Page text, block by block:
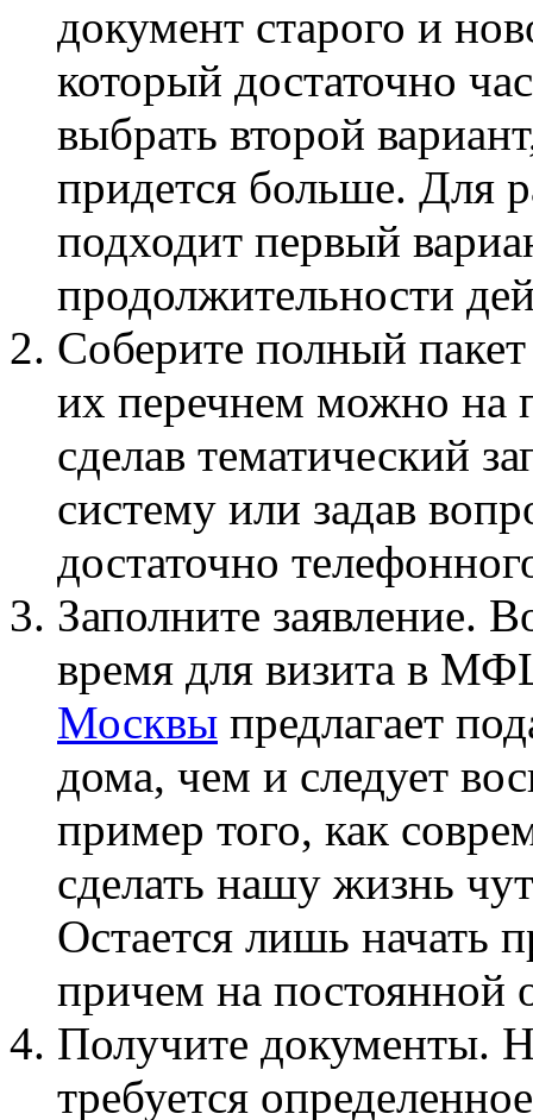
документ старого и
который достаточно
выбрать второй
придется больше. Для
подходит первый
продолжительности
Соберите полный
их перечнем можно на
сделав тематический
систему или задав
достаточно
Заполните заявление.
время для визита в
Москвы предлагает
дома, чем и следует
пример того, как
сделать нашу жизнь
Остается лишь начать
причем на постоянной
Получите документы.
требуется